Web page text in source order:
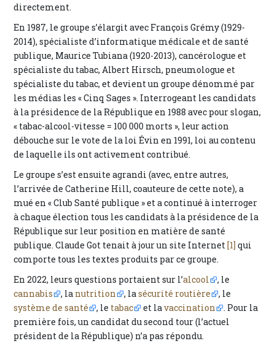
directement.
En 1987, le groupe s’élargit avec François Grémy (1929-
2014), spécialiste d’informatique médicale et de santé
publique, Maurice Tubiana (1920-2013), cancérologue et
spécialiste du tabac, Albert Hirsch, pneumologue et
spécialiste du tabac, et devient un groupe dénommé par
les médias les « Cinq Sages ». Interrogeant les candidats
à la présidence de la République en 1988 avec pour slogan,
« tabac-alcool-vitesse = 100 000 morts », leur action
débouche sur le vote de la loi Évin en 1991, loi au contenu
de laquelle ils ont activement contribué.
Le groupe s’est ensuite agrandi (avec, entre autres,
l’arrivée de Catherine Hill, coauteure de cette note), a
mué en « Club Santé publique » et a continué à interroger
à chaque élection tous les candidats à la présidence de la
République sur leur position en matière de santé
publique. Claude Got tenait à jour un site Internet[1] qui
comporte tous les textes produits par ce groupe.
En 2022, leurs questions portaient sur l’alcool
, le
cannabis
, la nutrition , lasécurité routière
, le
système de santé
, le tabac et lavaccination
. Pour la
première fois, un candidat du second tour (l’actuel
président de la République) n’a pas répondu.